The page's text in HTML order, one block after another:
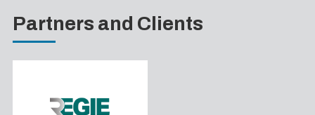
Partners and Clients